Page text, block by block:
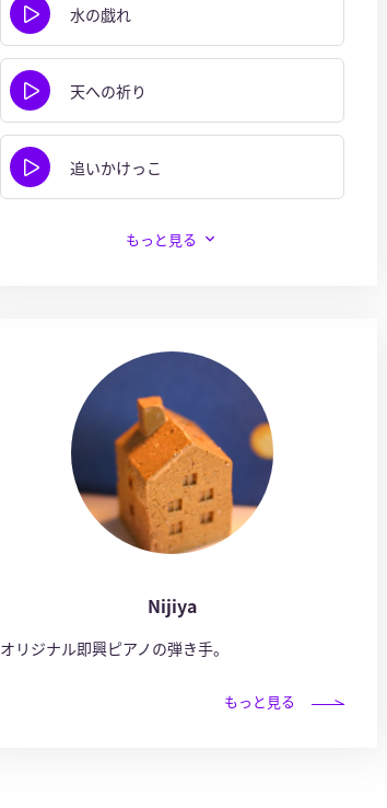
水の戯れ
天への祈り
追いかけっこ
もっと見る
Nijiya
オリジナル即興ピアノの弾き手。
もっと見る